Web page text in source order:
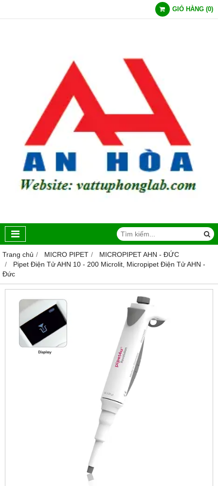
GIỎ HÀNG (0)
Trang chủ MICRO PIPET
MICROPIPET AHN - ĐỨC
Pipet Điện Tử AHN 10 - 200 Microlit, Micropipet Điện Tử AHN -
Đức